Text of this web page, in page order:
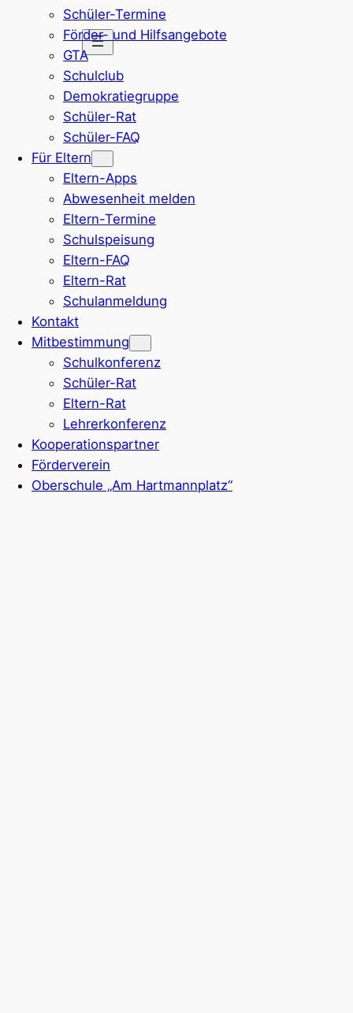
springen
Schüler-Termine
Förder- und Hilfsangebote
GTA
Schulclub
Demokratiegruppe
Schüler-Rat
Schüler-FAQ
Für Eltern
Eltern-Apps
Abwesenheit melden
Eltern-Termine
Schulspeisung
Eltern-FAQ
Eltern-Rat
Schulanmeldung
Kontakt
Mitbestimmung
Schulkonferenz
Schüler-Rat
Eltern-Rat
Lehrerkonferenz
Kooperationspartner
Förderverein
Oberschule „Am Hartmannplatz“